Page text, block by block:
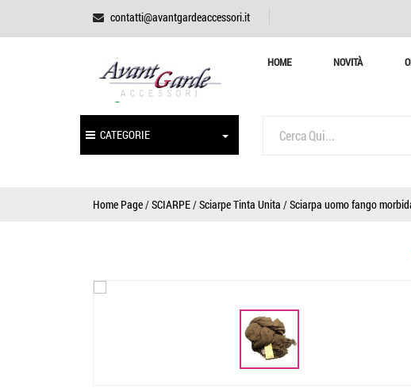
contatti@avantgardeaccessori.it
HOME NOVITÀ
CATEGORIE
Home Page/SCIARPE/Sciarpe Tinta Unita /Sciarpa uomo fango